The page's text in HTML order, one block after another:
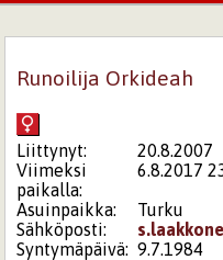
Runoilija Orkideah
Liittynyt:
20.8.2007
Viimeksi
paikalla:
6.8.2017
Asuinpaikka:
Turku
Sähköposti:
Syntymäpäivä: 9.7.1984